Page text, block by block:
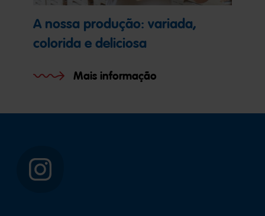
A nossa produção: variada,
colorida e deliciosa
Mais informação
Instagram